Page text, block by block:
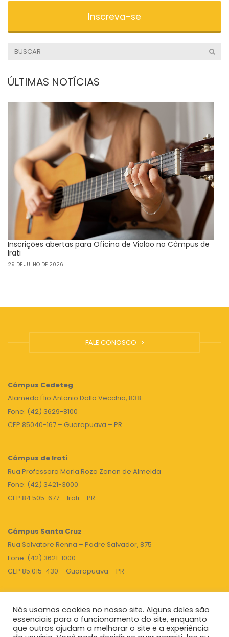
Inscreva-se
ÚLTIMAS NOTÍCIAS
Inscrições abertas para Oficina de Violão no Câmpus de
Irati
29 DE JULHO DE 2026
FALE CONOSCO
Câmpus Cedeteg
Alameda Élio Antonio Dalla Vecchia, 838
Fone: (42) 3629-8100
CEP 85040-167 – Guarapuava – PR
Câmpus de Irati
Rua Professora Maria Roza Zanon de Almeida
Fone: (42) 3421-3000
CEP 84.505-677 – Irati – PR
Câmpus Santa Cruz
Rua Salvatore Renna – Padre Salvador, 875
Fone: (42) 3621-1000
CEP 85.015-430 – Guarapuava – PR
TOPO
Nós usamos cookies no nosso site. Alguns deles são
essenciais para o funcionamento do site, enquanto
que outros ajudam a melhorar o site e a experiência